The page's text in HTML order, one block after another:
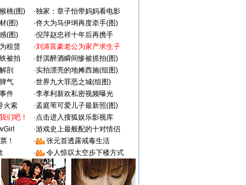
桃(图) ·独家：章子怡带妈妈看电影
(图) ·佟大为马伊琍再度牵手(图)
(图) ·倪萍赵忠祥十年后再携手
租赁 ·刘涛富豪老公为家产求生子
被拍 ·舒淇醉酒瞬间惨被抓拍(图)
剖 ·实拍漂亮的地摊西施(组图)
气 ·世界九大罪恶之城(组图)
件 ·李孝利新欢私密视频曝光
火索 ·孟庭苇可爱儿子最新照(图)
们吧！ ·点击进入搜狐娱乐影视库
·游戏史上最般配的十对情侣
！ ·
张元首透露戒毒生活
· 令人惊叹太空步下楼方式